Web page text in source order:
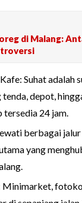
di Malang:
Suhat adalah
depot,
tersedia 24 jam.
berbagai
yang
Minimarket,